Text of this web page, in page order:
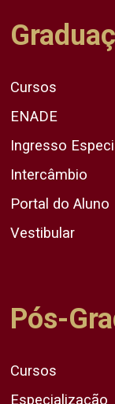
Cursos
ENADE
Ingresso
Intercâmbio
Portal do Aluno
Vestibular
Pós-
Cursos
Especialização